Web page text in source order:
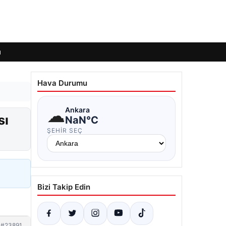
Hava Durumu
☁Ankara
NaN°C
ŞEHIR SEÇ
Bizi Takip Edin